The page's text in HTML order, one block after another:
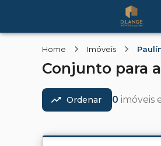
Home Imóveis
Conjunto para
Ordenar 0 imóveis